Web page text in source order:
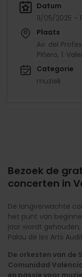
Datum
11/05/2025 -
Plaats
Av. del
Piñero, 1.
Categorie
muziek
Bezoek de
concerten in
De langverwachte
het punt van
jaar wordt
Palau de les Arts
De orkesten van de
Comunidad
en passie voor